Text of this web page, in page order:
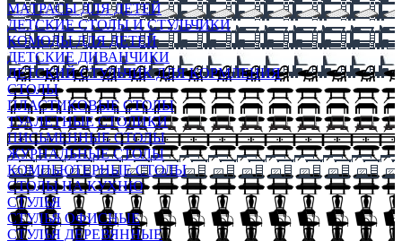
МАТРАСЫ ДЛЯ ДЕТЕЙ
ДЕТСКИЕ СТОЛЫ И СТУЛЬЧИКИ
КОМОДЫ ДЛЯ ДЕТЕЙ
ДЕТСКИЕ ДИВАНЧИКИ
ДЕТСКИЙ СТУЛЬЧИК ДЛЯ КОРМЛЕНИЯ
СТОЛЫ
ПЛАСТИКОВЫЕ СТОЛЫ
ТУАЛЕТНЫЕ СТОЛИКИ
ПИСЬМЕННЫЕ СТОЛЫ
ЖУРНАЛЬНЫЕ СТОЛЫ
КОМПЬЮТЕРНЫЕ СТОЛЫ
СТОЛЫ НА КУХНЮ
СТУЛЬЯ
СТУЛЬЯ ОФИСНЫЕ
СТУЛЬЯ ДЕРЕВЯННЫЕ